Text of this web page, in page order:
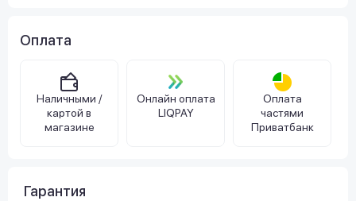
Оплата
Наличными /
картой в
магазине
Онлайн оплата
LIQPAY
Оплата
частями
Приватбанк
Гарантия